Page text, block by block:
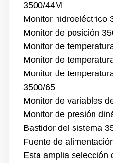
3500/44M
Monitor hidroeléctrico
Monitor de posición
Monitor de
Monitor de
Monitor de
3500/65
Monitor de variables
Monitor de presión
Bastidor del sistema
Fuente de
Esta amplia selección